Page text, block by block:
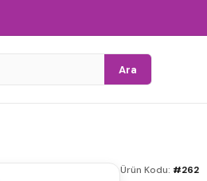
Ara
Ürün Kodu: #262